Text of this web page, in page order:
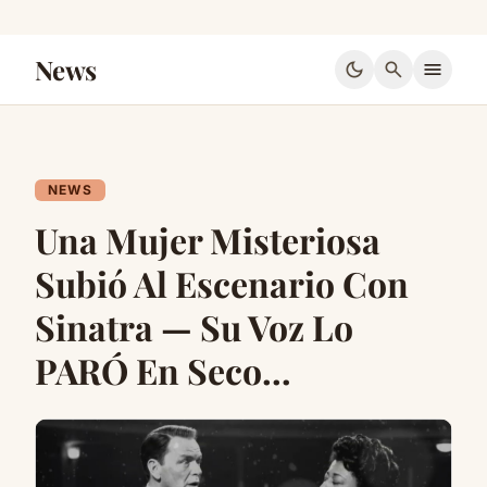
News dark_mode search menu
NEWS
Una Mujer Misteriosa
Subió Al Escenario Con
Sinatra — Su Voz Lo
PARÓ En Seco…